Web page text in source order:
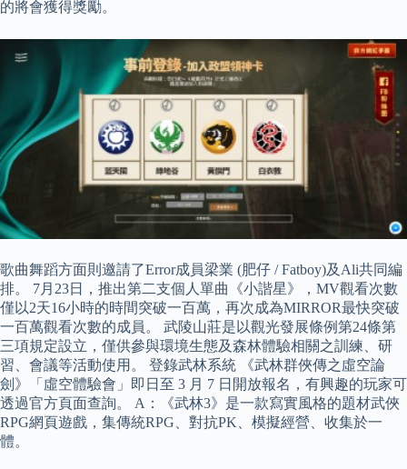
的將會獲得獎勵。
歌曲舞蹈方面則邀請了Error成員梁業 (肥仔 / Fatboy)及Ali共同編
排。 7月23日，推出第二支個人單曲《小諧星》，MV觀看次數
僅以2天16小時的時間突破一百萬，再次成為MIRROR最快突破
一百萬觀看次數的成員。 武陵山莊是以觀光發展條例第24條第
三項規定設立，僅供參與環境生態及森林體驗相關之訓練、研
習、會議等活動使用。 登錄武林系統 《武林群俠傳之虛空論
劍》「虛空體驗會」即日至 3 月 7 日開放報名，有興趣的玩家可
透過官方頁面查詢。 A：《武林3》是一款寫實風格的題材武俠
RPG網頁遊戲，集傳統RPG、對抗PK、模擬經營、收集於一
體。